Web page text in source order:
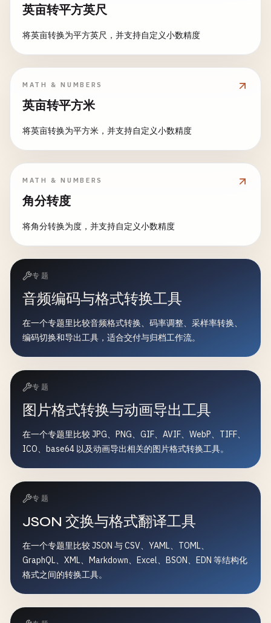
英亩转平方英尺
将英亩转换为平方英尺，并支持自定义小数精度
MATH & NUMBERS
英亩转平方米
将英亩转换为平方米，并支持自定义小数精度
MATH & NUMBERS
角分转度
将角分转换为度，并支持自定义小数精度
专题
音频编码与格式转换工具
在一个专题里比较音频格式转换、码率调整、采样率转换、
编码切换和导出工具，适合交付与归档工作流。
专题
图片格式转换与动画导出工具
在一个专题里比较 JPG、PNG、GIF、AVIF、WebP、TIFF、
ICO、base64 以及动画导出相关的图片格式转换工具。
专题
JSON 交换与格式翻译工具
在一个专题里比较 JSON 与 CSV、YAML、TOML、
GraphQL、XML、Markdown、Excel、BSON、EDN 等结构化
格式之间的转换工具。